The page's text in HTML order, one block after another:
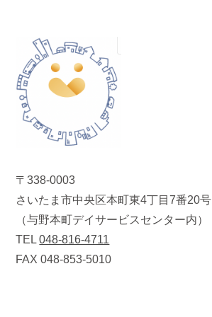
〒338-0003
さいたま市中央区本町東4丁目7番20号
（与野本町デイサービスセンター内）
TEL048-816-4711
FAX 048-853-5010